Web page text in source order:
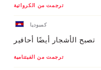
ترجمت من الكرواتية
كمبوديا
تصبح الأشجار أيضًا أحافير
ترجمت من الفيتنامية